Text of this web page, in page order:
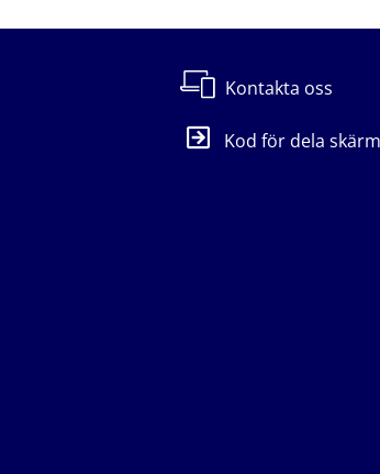
Kontakta oss
Kod för dela skärm